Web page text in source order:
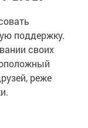
поддержку.
своих
реже